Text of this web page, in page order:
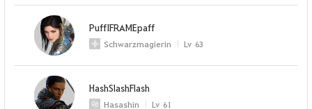
PuffIFRAMEpaff
Schwarzmagierin Lv 63
HashSlashFlash
Hasashin Lv 61